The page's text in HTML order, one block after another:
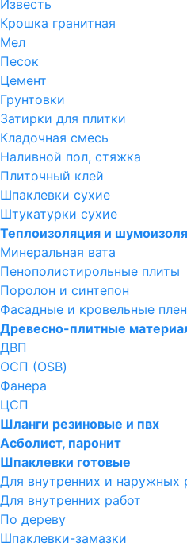
Известь
Крошка гранитная
Мел
Песок
Цемент
Грунтовки
Затирки для плитки
Кладочная смесь
Наливной пол, стяжка
Плиточный клей
Шпаклевки сухие
Штукатурки сухие
Теплоизоляция и
Минеральная вата
Пенополистирольные плиты
Поролон и синтепон
Фасадные и кровельные
Древесно-плитные
ДВП
ОСП (OSB)
Фанера
ЦСП
Шланги резиновые и пвх
Асболист, паронит
Шпаклевки готовые
Для внутренних и наружных
Для внутренних работ
По дереву
Шпаклевки-замазки